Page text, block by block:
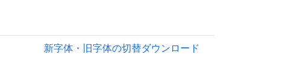
新字体・旧字体の切替ダウンロード